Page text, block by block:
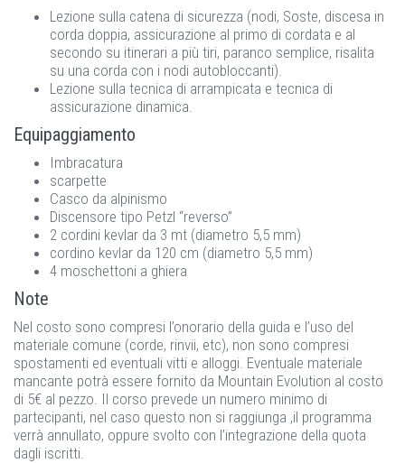
Lezione sulla catena di sicurezza (nodi, Soste, discesa in
corda doppia, assicurazione al primo di cordata e al
secondo su itinerari a più tiri, paranco semplice, risalita
su una corda con i nodi autobloccanti).
Lezione sulla tecnica di arrampicata e tecnica di
assicurazione dinamica.
Equipaggiamento
Imbracatura
scarpette
Casco da alpinismo
Discensore tipo Petzl “reverso”
2 cordini kevlar da 3 mt (diametro 5,5 mm)
cordino kevlar da 120 cm (diametro 5,5 mm)
4 moschettoni a ghiera
Note
Nel costo sono compresi l’onorario della guida e l’uso del
materiale comune (corde, rinvii, etc), non sono compresi
spostamenti ed eventuali vitti e alloggi. Eventuale materiale
mancante potrà essere fornito da Mountain Evolution al costo
di 5€ al pezzo. Il corso prevede un numero minimo di
partecipanti, nel caso questo non si raggiunga ,il programma
verrà annullato, oppure svolto con l’integrazione della quota
dagli iscritti.